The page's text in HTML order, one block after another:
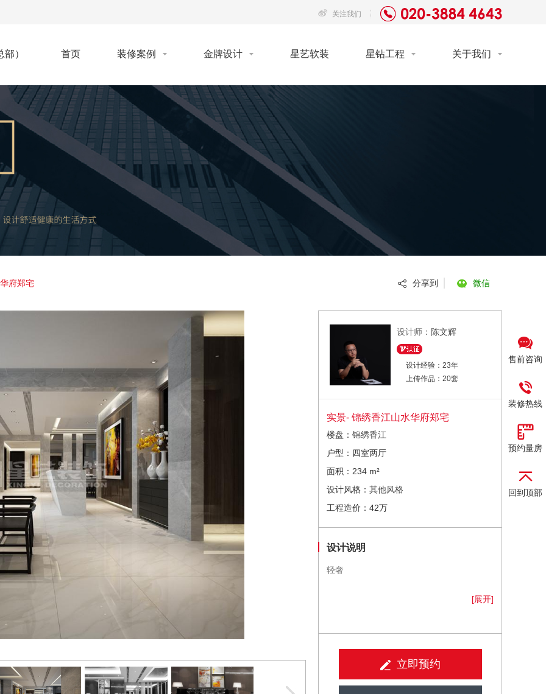
关注我们
） 首页 装修案例 金牌设计 星艺软装 星钻工程 关于我们
府郑宅 分享到 微信
设计师： 陈文辉
设计经验：23年
上传作品：20套
实景- 锦绣香江山水华府郑宅
楼盘： 锦绣香江
户型：四室两厅
面积：234 m²
设计风格： 其他风格
工程造价：42万
设计说明
轻奢
[展开]
立即预约
售前咨询
装修热线
预约量房
回到顶部